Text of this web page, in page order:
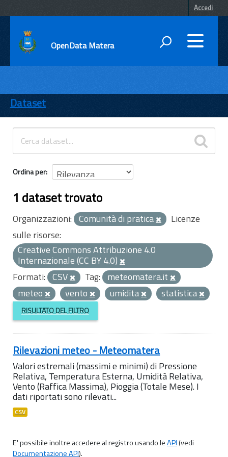
Accedi
OpenData Matera
ENTI
TEMI
INFORMAZIONI
Dataset
Ordina per
1 dataset trovato
Organizzazioni: Comunità di pratica
Licenze
sulle risorse:
Creative Commons Attribuzione 4.0
Internazionale (CC BY 4.0)
Formati: CSV Tag: meteomatera.it
meteo
vento umidita statistica
RISULTATO DEL FILTRO
Rilevazioni meteo - Meteomatera
Valori estremali (massimi e minimi) di Pressione
Relativa, Temperatura Esterna, Umidità Relativa,
Vento (Raffica Massima), Pioggia (Totale Mese). I
dati riportati sono rilevati...
CSV
E' possibile inoltre accedere al registro usando leAPI(vedi
Documentazione API).